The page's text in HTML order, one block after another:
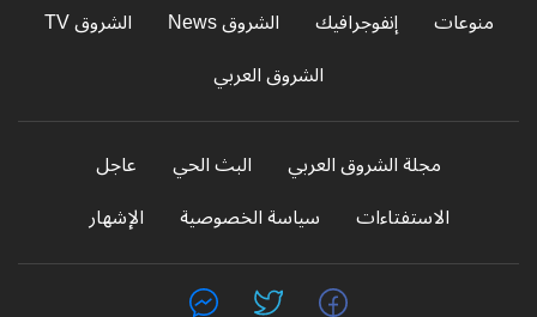
منوعات
إنفوجرافيك الشروق News
الشروق TV
الشروق العربي
مجلة الشروق العربي البث الحي
عاجل
الاستفتاءات
سياسة الخصوصية الإشهار